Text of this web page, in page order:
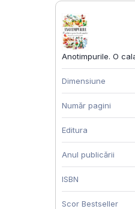
Anotimpurile. O
Dimensiune
Număr pagini
Editura
Anul publicării
ISBN
Scor Bestseller